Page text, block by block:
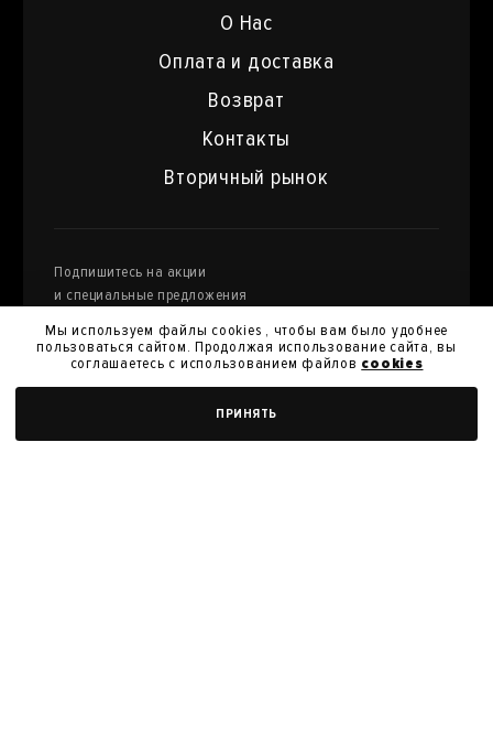
ДОБАВИТЬ В КОРЗИНУ
О Нас
Оплата и доставка
Возврат
Контакты
Вторичный рынок
Подпишитесь на акции
и специальные предложения
и их передачу для получения кэшбэк.
Я согласен сполитикой конфиденциальности
Мы используем файлы cookies , чтобы вам было удобнее
пользоваться сайтом. Продолжая использование сайта, вы
соглашаетесь с использованием файлов cookies
ПРИНЯТЬ